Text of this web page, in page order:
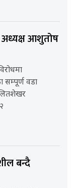
आशुतोष
सम्पूर्ण वडा
बन्दै